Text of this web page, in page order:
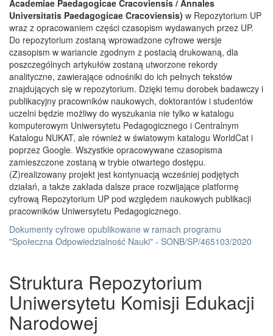
Academiae Paedagogicae Cracoviensis / Annales
Universitatis Paedagogicae Cracoviensis) w Repozytorium UP
wraz z opracowaniem części czasopism wydawanych przez UP.
Do repozytorium zostaną wprowadzone cyfrowe wersje
czasopism w wariancie zgodnym z postacią drukowaną, dla
poszczególnych artykułów zostaną utworzone rekordy
analityczne, zawierające odnośniki do ich pełnych tekstów
znajdujących się w repozytorium. Dzięki temu dorobek badawczy i
publikacyjny pracowników naukowych, doktorantów i studentów
uczelni będzie możliwy do wyszukania nie tylko w katalogu
komputerowym Uniwersytetu Pedagogicznego i Centralnym
Katalogu NUKAT, ale również w światowym katalogu WorldCat i
poprzez Google. Wszystkie opracowywane czasopisma
zamieszczone zostaną w trybie otwartego dostępu.
(Z)realizowany projekt jest kontynuacją wcześniej podjętych
działań, a także zakłada dalsze prace rozwijające platformę
cyfrową Repozytorium UP pod względem naukowych publikacji
pracowników Uniwersytetu Pedagogicznego.
Dokumenty cyfrowe opublikowane w ramach programu
"Społeczna Odpowiedzialność Nauki" - SONB/SP/465103/2020
Struktura Repozytorium
Uniwersytetu Komisji Edukacji
Narodowej